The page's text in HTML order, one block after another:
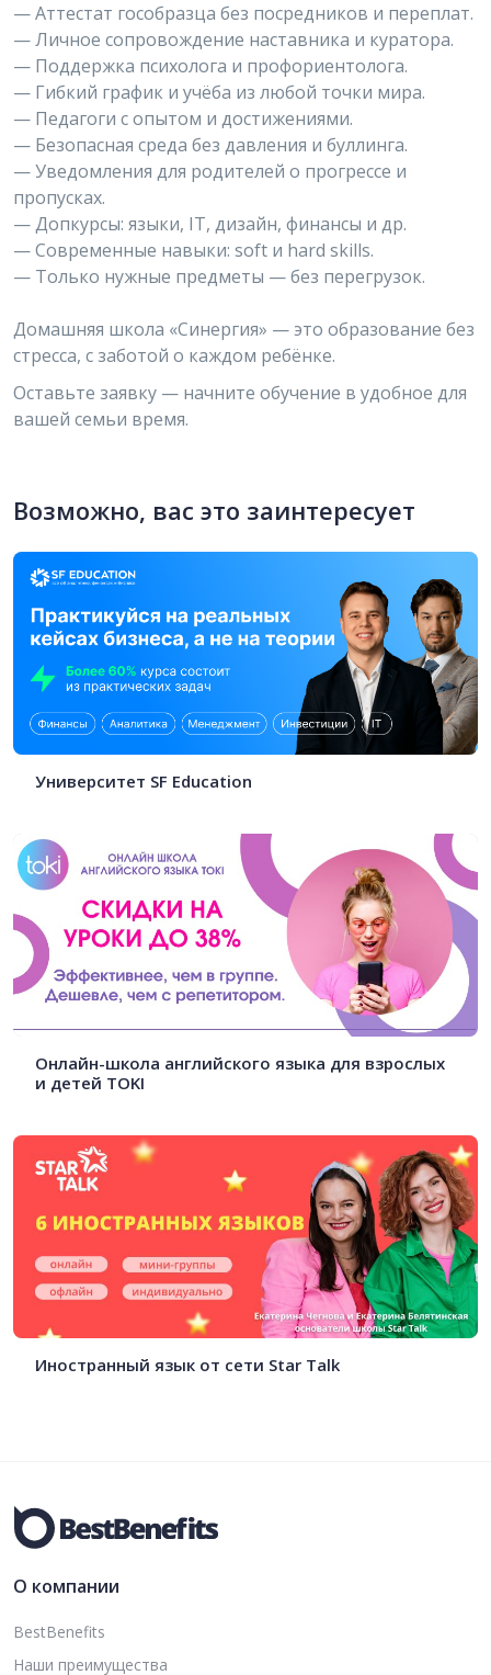
— Аттестат гособразца без посредников и переплат.
— Личное сопровождение наставника и куратора.
— Поддержка психолога и профориентолога.
— Гибкий график и учёба из любой точки мира.
— Педагоги с опытом и достижениями.
— Безопасная среда без давления и буллинга.
— Уведомления для родителей о прогрессе и
пропусках.
— Допкурсы: языки, IT, дизайн, финансы и др.
— Современные навыки: soft и hard skills.
— Только нужные предметы — без перегрузок.
Домашняя школа «Синергия» — это образование без
стресса, с заботой о каждом ребёнке.
Оставьте заявку — начните обучение в удобное для
вашей семьи время.
Возможно, вас это заинтересует
Университет SF Education
Онлайн-школа английского языка для взрослых
и детей TOKI
Иностранный язык от сети Star Talk
О компании
BestBenefits
Наши преимущества